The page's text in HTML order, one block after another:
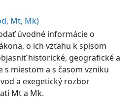
Mt, Mk)
úvodné informácie o
o ich vzťahu k spisom
historické, geografické a
s miestom a s časom vzniku
a exegetický rozbor
Mt a Mk.